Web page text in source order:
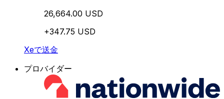
26,664.00 USD
+347.75 USD
Xeで送金
プロバイダー